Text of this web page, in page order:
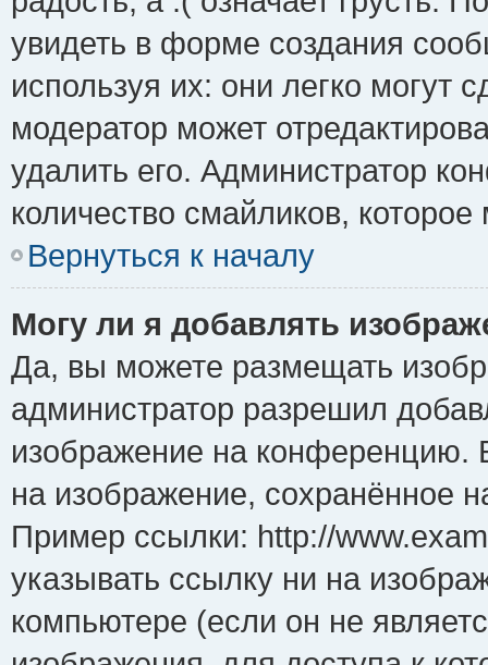
увидеть в форме создания
используя их: они легко могут
модератор может
удалить его. Администратор
количество смайликов,
Вернуться к началу
Могу ли я добавлять
Да, вы можете размещать
администратор разрешил
изображение на конференцию.
на изображение, сохранённое
Пример ссылки: http://
указывать ссылку ни на
компьютере (если он не